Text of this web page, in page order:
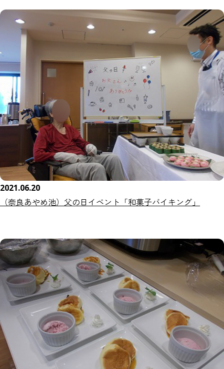
2021.06.20
（奈良あやめ池）父の日イベント「和菓子バイキング」